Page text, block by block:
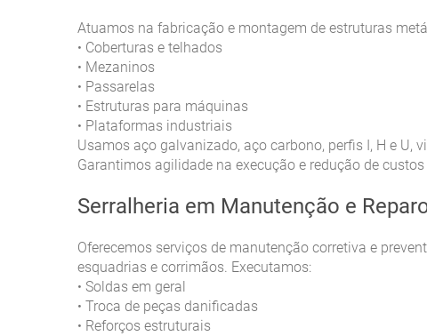
Atuamos na fabricação e montagem de estruturas
• Coberturas e telhados
• Mezaninos
• Passarelas
• Estruturas para máquinas
• Plataformas industriais
Usamos aço galvanizado, aço carbono, perfis I, H e U,
Garantimos agilidade na execução e redução de
Serralheria em Manutenção e
Oferecemos serviços de manutenção corretiva e
esquadrias e corrimãos. Executamos:
• Soldas em geral
• Troca de peças danificadas
• Reforços estruturais